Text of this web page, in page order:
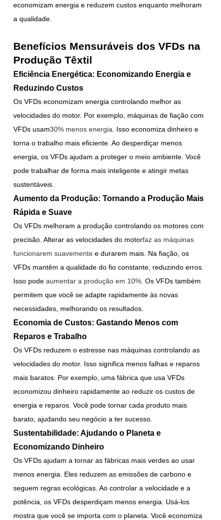
economizam energia e reduzem custos enquanto melhoram
a qualidade.
Benefícios Mensuráveis dos VFDs na
Produção Têxtil
Eficiência Energética: Economizando Energia e
Reduzindo Custos
Os VFDs economizam energia controlando melhor as
velocidades do motor. Por exemplo, máquinas de fiação com
VFDs usam30% menos energia . Isso economiza dinheiro e
torna o trabalho mais eficiente. Ao desperdiçar menos
energia, os VFDs ajudam a proteger o meio ambiente. Você
pode trabalhar de forma mais inteligente e atingir metas
sustentáveis.
Aumento da Produção: Tornando a Produção Mais
Rápida e Suave
Os VFDs melhoram a produção controlando os motores com
precisão. Alterar as velocidades do motorfaz as máquinas
funcionarem suavemente e durarem mais. Na fiação, os
VFDs mantêm a qualidade do fio constante, reduzindo erros.
Isso podeaumentar a produção em 10% . Os VFDs também
permitem que você se adapte rapidamente às novas
necessidades, melhorando os resultados.
Economia de Custos: Gastando Menos com
Reparos e Trabalho
Os VFDs reduzem o estresse nas máquinas controlando as
velocidades do motor. Isso significa menos falhas e reparos
mais baratos. Por exemplo, uma fábrica que usa VFDs
economizou dinheiro rapidamente ao reduzir os custos de
energia e reparos. Você pode tornar cada produto mais
barato, ajudando seu negócio a ter sucesso.
Sustentabilidade: Ajudando o Planeta e
Economizando Dinheiro
Os VFDs ajudam a tornar as fábricas mais verdes ao usar
menos energia. Eles reduzem as emissões de carbono e
seguem regras ecológicas. Ao controlar a velocidade e a
potência, os VFDs desperdiçam menos energia. Usá-los
mostra que você se importa com o planeta. Você economiza